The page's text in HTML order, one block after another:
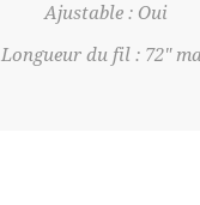
Ajustable : Oui
Longueur du fil : 72"